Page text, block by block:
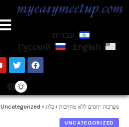
עברית
English
Русский
מערכות יחסים ללא מחויבות > בלוג >
Uncategorized
UNCATEGORIZED